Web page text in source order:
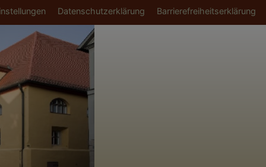
Datenschutzerklärung Barrierefreiheitserklärung